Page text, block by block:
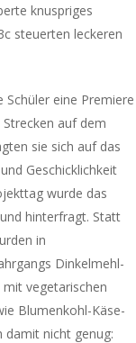
knuspriges
steuerten leckeren
Schüler eine Premiere
auf dem
sie sich auf das
Geschicklichkeit
wurde das
hinterfragt. Statt
in
Dinkelmehl-
mit vegetarischen
Blumenkohl-Käse-
damit nicht genug: